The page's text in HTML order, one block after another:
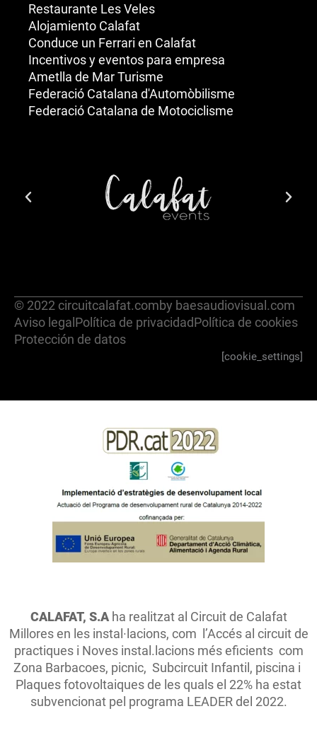
Restaurante Les Veles
Alojamiento Calafat
Conduce un Ferrari en Calafat
Incentivos y eventos para empresa
Ametlla de Mar Turisme
Federació Catalana d'Automòbilisme
Federació Catalana de Motociclisme
© 2022 circuitcalafat.comby baesaudiovisual.com
Aviso legalPolítica de privacidadPolítica de cookies
Protección de datos
[cookie_settings]
CALAFAT, S.Aha realitzat al Circuit de Calafat
Millores en les instal·lacions, com l’Accés al circuit de
practiques i Noves instal.lacions més eficients com
Zona Barbacoes, picnic, Subcircuit Infantil, piscina i
Plaques fotovoltaiques de les quals el 22% ha estat
subvencionat pel programa LEADER del 2022.